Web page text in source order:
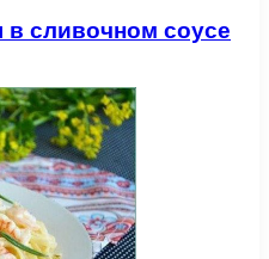
сливочном соусе